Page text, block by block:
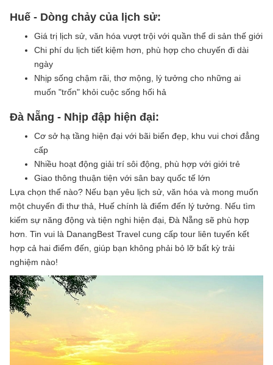
Huế - Dòng chảy của lịch sử:
Giá trị lịch sử, văn hóa vượt trội với quần thể di sản thế giới
Chi phí du lịch tiết kiệm hơn, phù hợp cho chuyến đi dài
ngày
Nhịp sống chậm rãi, thơ mộng, lý tưởng cho những ai
muốn "trốn" khỏi cuộc sống hối hả
Đà Nẵng - Nhịp đập hiện đại:
Cơ sở hạ tầng hiện đại với bãi biển đẹp, khu vui chơi đẳng
cấp
Nhiều hoạt động giải trí sôi động, phù hợp với giới trẻ
Giao thông thuận tiện với sân bay quốc tế lớn
Lựa chọn thế nào? Nếu bạn yêu lịch sử, văn hóa và mong muốn
một chuyến đi thư thả, Huế chính là điểm đến lý tưởng. Nếu tìm
kiếm sự năng động và tiện nghi hiện đại, Đà Nẵng sẽ phù hợp
hơn. Tin vui là DanangBest Travel cung cấp tour liên tuyến kết
hợp cả hai điểm đến, giúp bạn không phải bỏ lỡ bất kỳ trải
nghiệm nào!